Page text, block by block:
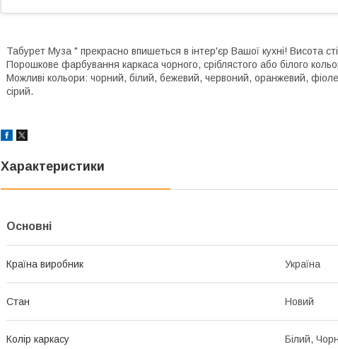
Табурет Муза " прекрасно впишеться в інтер'єр Вашої кухні! Висота
Порошкове фарбування каркаса чорного, сріблястого або білого
Можливі кольори: чорний, білий, бежевий, червоний, оранжевий,
сірий.
Характеристики
Основні
Країна виробник Україна
Стан Новий
Колір каркасу Білий,